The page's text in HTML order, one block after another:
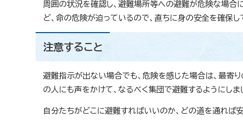
周囲の状況を確認し、避難場所等への避難が危険な場合
ど、命の危険が迫っているので、直ちに身の安全を確保し
注意すること
避難指示が出ない場合でも、危険を感じた場合は、最寄
の人にも声をかけて、なるべく集団で避難するようにしま
自分たちがどこに避難すればいいのか、どの道を通れば